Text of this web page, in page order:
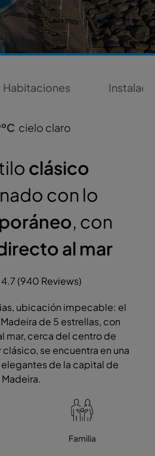
Habitaciones
cielo claro
clásico
con lo
, con
al mar
4.7 (940 Reviews)
ubicación impecable: el
de 5 estrellas, con
mar, cerca del centro de
se encuentra en una
elegantes de la capital de
Madeira.
Familia